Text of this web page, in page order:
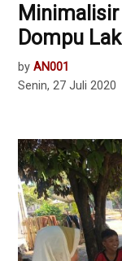
Dompu
by AN001
Senin, 27 Juli 2020